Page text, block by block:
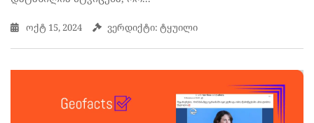
ოქტ 15, 2024 ვერდიქტი: ტყუილი